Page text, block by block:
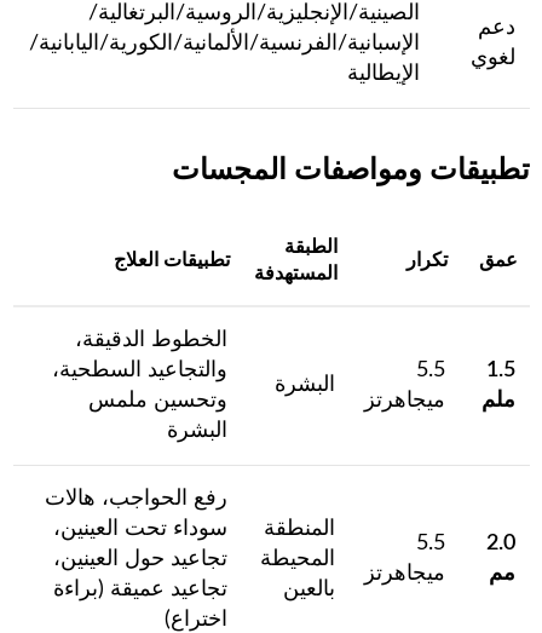
دعم
لغوي
الصينية/الإنجليزية/الروسية/البرتغالية/
الإسبانية/الفرنسية/الألمانية/الكورية/اليابانية/
الإيطالية
تطبيقات ومواصفات المجسات
عمق تكرار
الطبقة
المستهدفة
تطبيقات العلاج
1.5
ملم
5.5
ميجاهرتز
البشرة
الخطوط الدقيقة،
والتجاعيد السطحية،
وتحسين ملمس
البشرة
2.0
مم
5.5
ميجاهرتز
المنطقة
المحيطة
بالعين
رفع الحواجب، هالات
سوداء تحت العينين،
تجاعيد حول العينين،
تجاعيد عميقة (براءة
اختراع)